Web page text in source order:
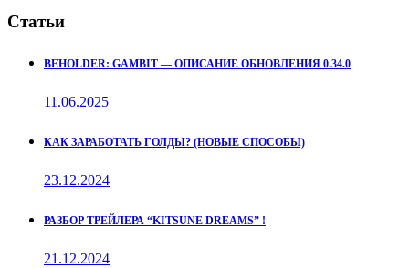
Статьи
BEHOLDER: GAMBIT — ОПИСАНИЕ ОБНОВЛЕНИЯ 0.34.0
11.06.2025
КАК ЗАРАБОТАТЬ ГОЛДЫ? (НОВЫЕ СПОСОБЫ)
23.12.2024
РАЗБОР ТРЕЙЛЕРА “KITSUNE DREAMS” !
21.12.2024